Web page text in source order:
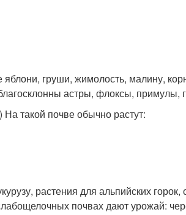
яблони, груши, жимолость, малину,
астры, флоксы, примулы,
почве обычно растут:
растения для альпийских
почвах дают урожай: